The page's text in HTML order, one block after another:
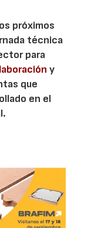
próximos
técnica
para
y
que
en el